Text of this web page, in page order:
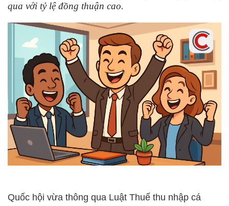
qua với tỷ lệ đồng thuận cao.
Quốc hội vừa thông qua Luật Thuế thu nhập cá